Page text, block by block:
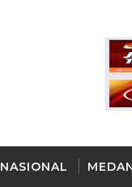
NASIONAL